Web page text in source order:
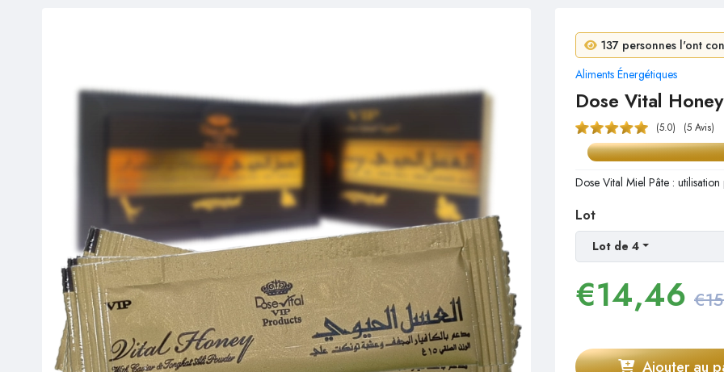
7 personnes ont
137 personnes l'ont
Aliments Énergétiques
Dose Vital
(5.0)
(5 Avis)
Dose Vital Miel Pâte :
Lot
Lot de 4
€14,46
Ajouter au